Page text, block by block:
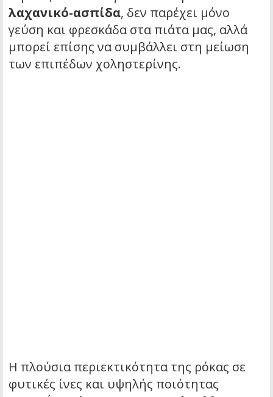
λαχανικό-ασπίδα, δεν παρέχει μόνο
γεύση και φρεσκάδα στα πιάτα μας, αλλά
μπορεί επίσης να συμβάλλει στη μείωση
των επιπέδων χοληστερίνης.
Η πλούσια περιεκτικότητα της ρόκας σε
φυτικές ίνες και υψηλής ποιότητας